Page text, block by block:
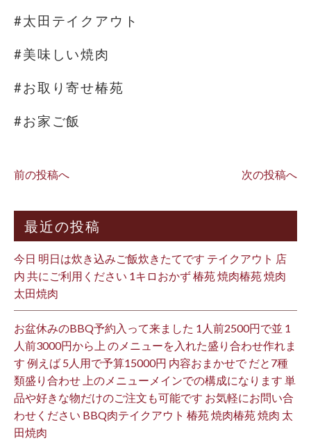
#太田テイクアウト
#美味しい焼肉
#お取り寄せ椿苑
#お家ご飯
前の投稿へ 次の投稿へ
最近の投稿
今日 明日は炊き込みご飯炊きたてです テイクアウト 店
内 共にご利用ください 1キロおかず 椿苑 焼肉椿苑 焼肉
太田焼肉
お盆休みのBBQ予約入って来ました 1人前2500円で並 1
人前3000円から上 のメニューを入れた盛り合わせ作れま
す 例えば 5人用で予算15000円 内容おまかせで だと7種
類盛り合わせ 上のメニューメインでの構成になります 単
品や好きな物だけのご注文も可能です お気軽にお問い合
わせください BBQ肉テイクアウト 椿苑 焼肉椿苑 焼肉 太
田焼肉